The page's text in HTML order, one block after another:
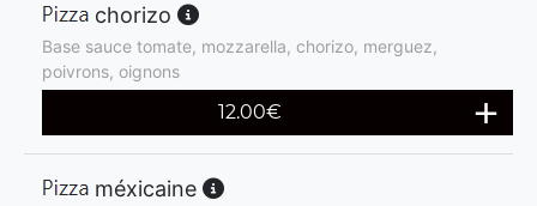
chorizo
Base sauce tomate, mozzarella, chorizo, merguez,
poivrons, oignons
12.00€
méxicaine